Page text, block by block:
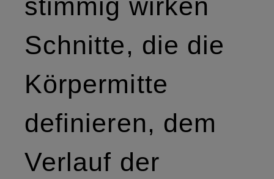
stimmig wirken
Schnitte, die die
Körpermitte
definieren, dem
Verlauf der